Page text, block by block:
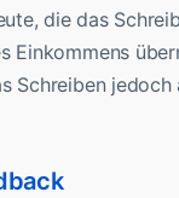
die das
Einkommens
Schreiben